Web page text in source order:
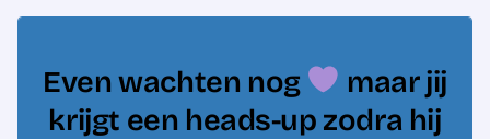
Even wachten nog
maar jij
krijgt een heads-up zodra hij